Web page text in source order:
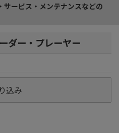
サービス・メンテナンスなどの
ダー・プレーヤー
込み